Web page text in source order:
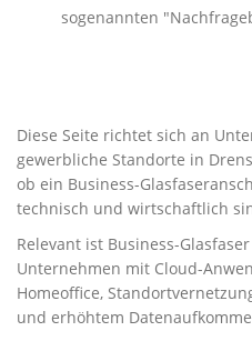
sogenannten
Diese Seite richtet sich an
gewerbliche Standorte in
ob ein Business-
technisch und wirtschaftlich
Relevant ist Business-
Unternehmen mit Cloud-
Homeoffice,
und erhöhtem